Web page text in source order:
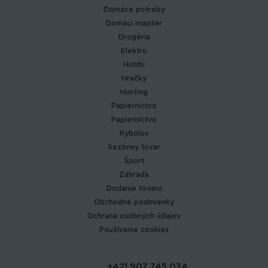
Domáce potreby
Domáci majster
Drogéria
Elektro
Hobbi
Hračky
Hunting
Papiernictvo
Papierníctvo
Rybolov
Sezónny tovar
Šport
Záhrada
Dodanie tovaru
Obchodné podmienky
Ochrana osobných údajov
Používanie cookies